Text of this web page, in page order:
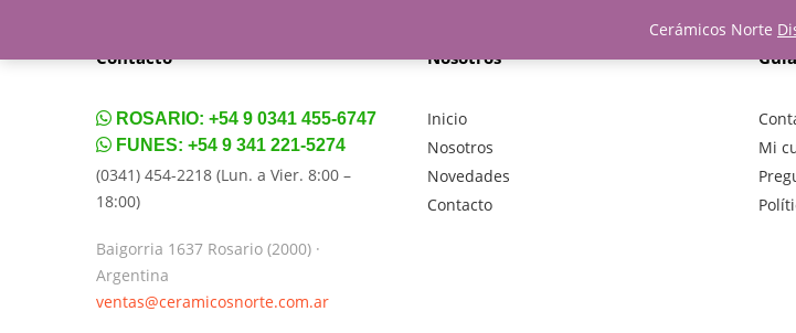
Contacto
ROSARIO: +54 9 0341 455-6747
FUNES: +54 9 341 221-5274
(0341) 454-2218 (Lun. a Vier. 8:00 –
18:00)
Baigorria 1637 Rosario (2000) ·
Argentina
ventas@ceramicosnorte.com.ar
Nosotros
Inicio
Nosotros
Novedades
Contacto
Mi
Cerámicos Norte